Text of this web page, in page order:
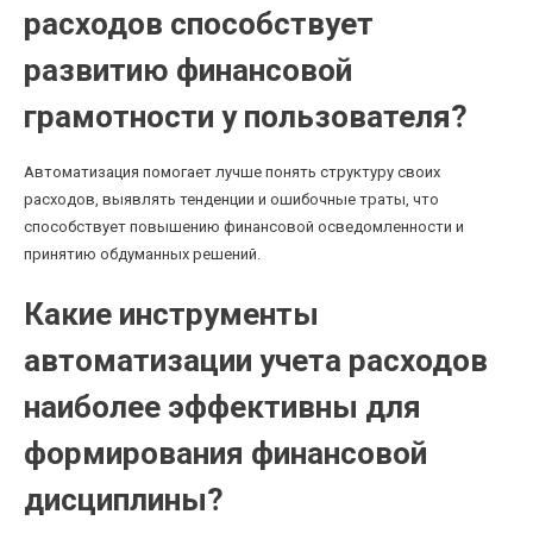
расходов способствует
развитию финансовой
грамотности у пользователя?
Автоматизация помогает лучше понять структуру своих
расходов, выявлять тенденции и ошибочные траты, что
способствует повышению финансовой осведомленности и
принятию обдуманных решений.
Какие инструменты
автоматизации учета расходов
наиболее эффективны для
формирования финансовой
дисциплины?